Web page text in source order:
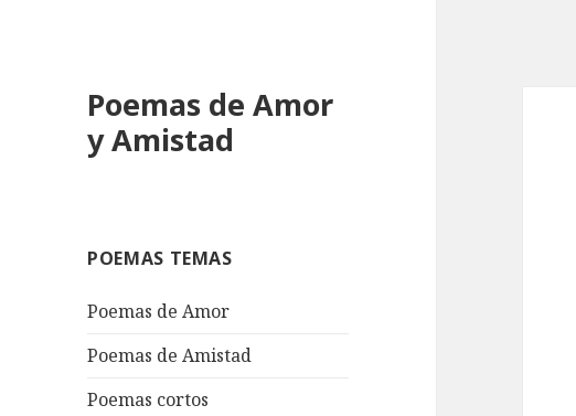
Poemas de Amor
y Amistad
POEMAS TEMAS
Poemas de Amor
Poemas de Amistad
Poemas cortos